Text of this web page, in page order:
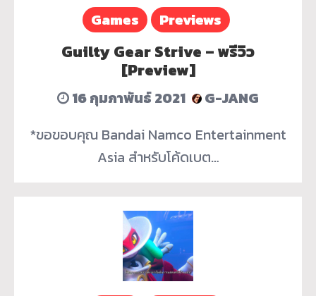
Games Previews
Guilty Gear Strive – พรีวิว
[Preview]
16 กุมภาพันธ์ 2021
G-JANG
*ขอขอบคุณ Bandai Namco Entertainment
Asia สำหรับโค้ดเบต…